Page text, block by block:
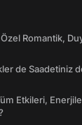
Romantik,
de Saadetiniz
Etkileri,